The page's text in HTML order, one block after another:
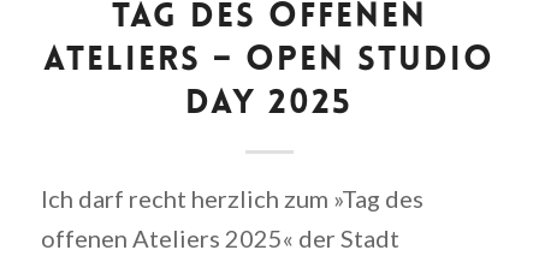
TAG DES OFFENEN
ATELIERS – OPEN STUDIO
DAY 2025
Ich darf recht herzlich zum »Tag des
offenen Ateliers 2025« der Stadt